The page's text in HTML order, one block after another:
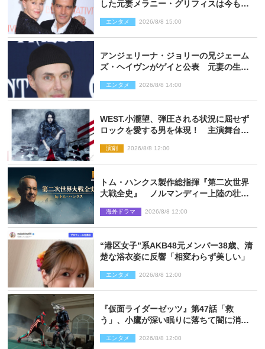
した元妻メラニー・グリフィスは今も
エンタメ 2026/8/8 15:00
アンジェリーナ・ジョリーの兄ジェーム
ズ・ヘイヴンがゲイと公表 元妻の生配
エンタメ 2026/8/8 14:00
WEST.小瀧望、弾圧される状況に屈せず
ロックを愛する男を体現！ 主演舞台
演劇 2026/8/8 12:00
トム・ハンクス製作総指揮『第二次世界
大戦全史』 ノルマンディー上陸の壮絶
海外ドラマ 2026/8/8 12:00
“港区女子”系AKB48元メンバー38歳、清
楚な浴衣姿に反響「相変わらず美しい」
エンタメ 2026/8/8 12:00
『仮面ライダーゼッツ』第47話「救
う」、小鷹が深い眠りに落ちて闇に消え
エンタメ 2026/8/8 12:00